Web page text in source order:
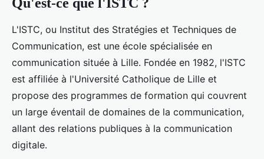
L'ISTC, ou Institut des Stratégies et Techniques de
Communication, est une école spécialisée en
communication située à Lille. Fondée en 1982, l'ISTC
est affiliée à l'Université Catholique de Lille et
propose des programmes de formation qui couvrent
un large éventail de domaines de la communication,
allant des relations publiques à la communication
digitale.